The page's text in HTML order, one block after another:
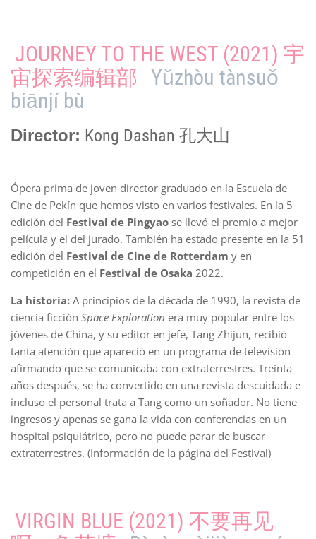
JOURNEY TO THE WEST (2021) 宇
宙探索编辑部 Yǔzhòu tànsuǒ
biānjí bù
Director: Kong Dashan 孔大山
Ópera prima de joven director graduado en la Escuela de
Cine de Pekín que hemos visto en varios festivales. En la 5
edición del Festival de Pingyao se llevó el premio a mejor
película y el del jurado. También ha estado presente en la 51
edición del Festival de Cine de Rotterdam y en
competición en el Festival de Osaka 2022.
La historia: A principios de la década de 1990, la revista de
ciencia ficción Space Exploration era muy popular entre los
jóvenes de China, y su editor en jefe, Tang Zhijun, recibió
tanta atención que apareció en un programa de televisión
afirmando que se comunicaba con extraterrestres. Treinta
años después, se ha convertido en una revista descuidada e
incluso el personal trata a Tang como un soñador. No tiene
ingresos y apenas se gana la vida con conferencias en un
hospital psiquiátrico, pero no puede parar de buscar
extraterrestres. (Información de la página del Festival)
VIRGIN BLUE (2021) 不要再见